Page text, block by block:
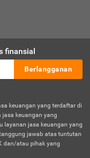
finansial
Berlangganan
keuangan yang terdaftar di
jasa keuangan yang
layanan jasa keuangan yang
jawab atas tuntutan
dan/atau pihak yang